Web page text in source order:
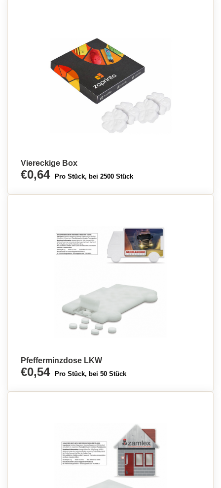
Viereckige Box
€0,64 Pro Stück, bei 2500 Stück
Pfefferminzdose LKW
€0,54 Pro Stück, bei 50 Stück